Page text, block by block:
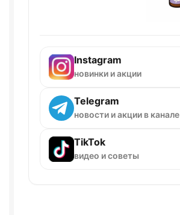
Instagram
новинки и акции
Telegram
новости и акции в канале
TikTok
видео и советы